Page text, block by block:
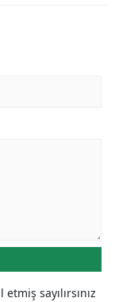
sayılırsınız